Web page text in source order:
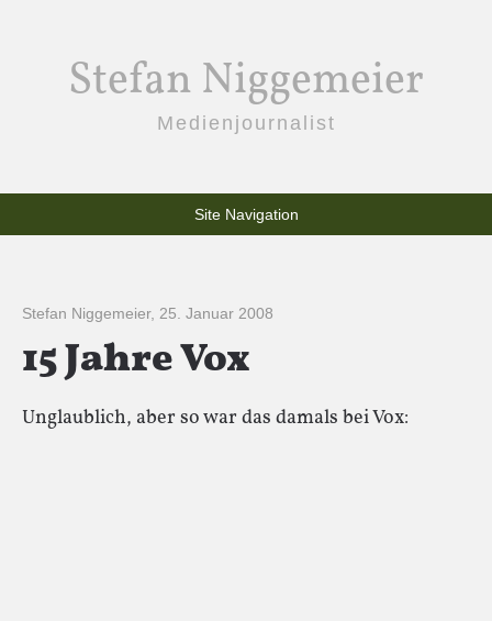
Stefan Niggemeier
Medienjournalist
Site Navigation
Stefan Niggemeier, 25. Januar 2008
15 Jahre Vox
Unglaublich, aber so war das damals bei Vox: